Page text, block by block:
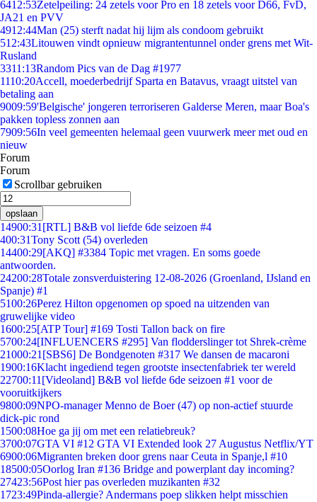
6412:53Zetelpeiling: 24 zetels voor Pro en 18 zetels voor D66, FvD,
JA21 en PVV
4912:44Man (25) sterft nadat hij lijm als condoom gebruikt
512:43Litouwen vindt opnieuw migrantentunnel onder grens met Wit-
Rusland
3311:13Random Pics van de Dag #1977
1110:20Accell, moederbedrijf Sparta en Batavus, vraagt uitstel van
betaling aan
9009:59'Belgische' jongeren terroriseren Galderse Meren, maar Boa's
pakken topless zonnen aan
7909:56In veel gemeenten helemaal geen vuurwerk meer met oud en
nieuw
Forum
Forum
Scrollbar gebruiken
opslaan
14900:31 [RTL] B&B vol liefde 6de seizoen #4
400:31Tony Scott (54) overleden
14400:29[AKQ] #3384 Topic met vragen. En soms goede
antwoorden.
24200:28Totale zonsverduistering 12-08-2026 (Groenland, IJsland en
Spanje) #1
5100:26Perez Hilton opgenomen op spoed na uitzenden van
gruwelijke video
1600:25[ATP Tour] #169 Tosti Tallon back on fire
5700:24[INFLUENCERS #295] Van flodderslinger tot Shrek-crème
21000:21 [SBS6] De Bondgenoten #317 We dansen de macaroni
1900:16Klacht ingediend tegen grootste insectenfabriek ter wereld
22700:11 [Videoland] B&B vol liefde 6de seizoen #1 voor de
vooruitkijkers
9800:09NPO-manager Menno de Boer (47) op non-actief stuurde
dick-pic rond
1500:08Hoe ga jij om met een relatiebreuk?
3700:07GTA VI #12 GTA VI Extended look 27 Augustus Netflix/YT
6900:06Migranten breken door grens naar Ceuta in Spanje,l #10
18500:05Oorlog Iran #136 Bridge and powerplant day incoming?
27423:56Post hier pas overleden muzikanten #32
1723:49Pinda-allergie? Andermans poep slikken helpt misschien